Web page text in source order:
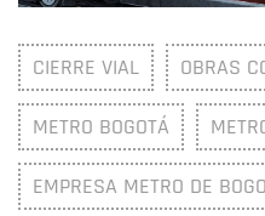
CIERRE VIAL OBRAS
METRO BOGOTÁ
EMPRESA METRO DE